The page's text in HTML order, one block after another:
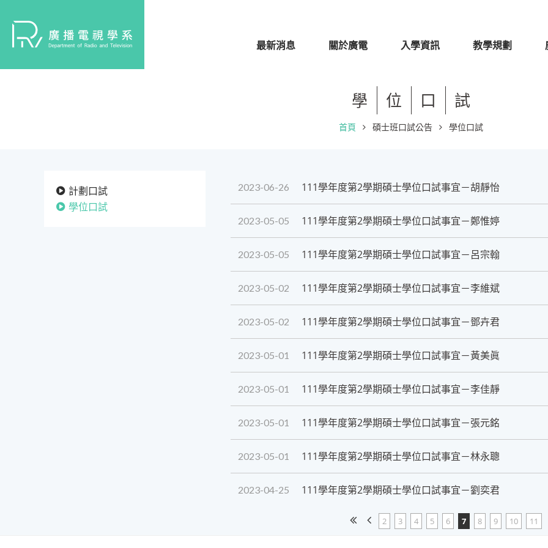
最新消息 關於廣電 入學資訊 教學規劃
學 位 口 試
首頁 碩士班口試公告 學位口試
計劃口試
學位口試
2023-06-26 111學年度第2學期碩士學位口試事宜－胡靜怡
2023-05-05 111學年度第2學期碩士學位口試事宜－鄭惟婷
2023-05-05 111學年度第2學期碩士學位口試事宜－呂宗翰
2023-05-02 111學年度第2學期碩士學位口試事宜－李維斌
2023-05-02 111學年度第2學期碩士學位口試事宜－鄧卉君
2023-05-01 111學年度第2學期碩士學位口試事宜－黃美眞
2023-05-01 111學年度第2學期碩士學位口試事宜－李佳靜
2023-05-01 111學年度第2學期碩士學位口試事宜－張元銘
2023-05-01 111學年度第2學期碩士學位口試事宜－林永聰
2023-04-25 111學年度第2學期碩士學位口試事宜－劉奕君
2 3 4 5 6 7 8 9 10 11